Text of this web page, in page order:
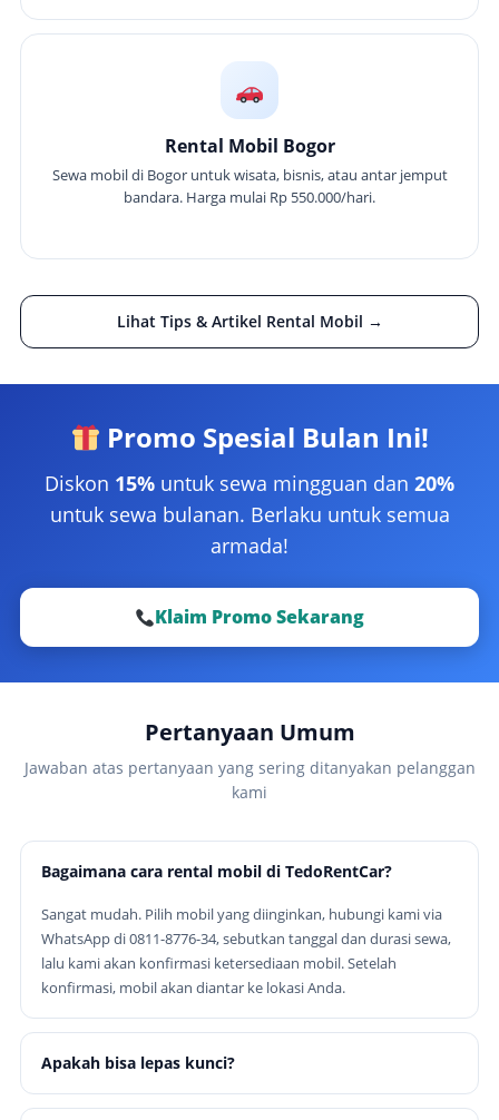
Rental Mobil Bogor
Sewa mobil di Bogor untuk wisata, bisnis, atau antar jemput
bandara. Harga mulai Rp 550.000/hari.
Lihat Tips & Artikel Rental Mobil →
Promo Spesial Bulan Ini!
Diskon 15% untuk sewa mingguan dan 20%
untuk sewa bulanan. Berlaku untuk semua
armada!
Klaim Promo Sekarang
Pertanyaan Umum
Jawaban atas pertanyaan yang sering ditanyakan pelanggan
kami
Bagaimana cara rental mobil di TedoRentCar?
Sangat mudah. Pilih mobil yang diinginkan, hubungi kami via
WhatsApp di 0811-8776-34, sebutkan tanggal dan durasi sewa,
lalu kami akan konfirmasi ketersediaan mobil. Setelah
konfirmasi, mobil akan diantar ke lokasi Anda.
Apakah bisa lepas kunci?
Ya, tersedia opsi lepas kunci untuk perorangan dengan